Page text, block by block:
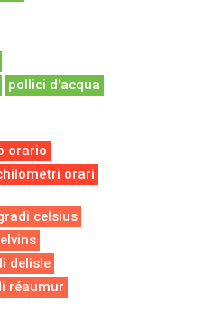
pollici d'acqua
orario
orari
celsius
delisle
réaumur